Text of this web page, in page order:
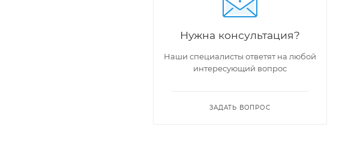
Нужна консультация?
Наши специалисты ответят на любой
интересующий вопрос
ЗАДАТЬ ВОПРОС